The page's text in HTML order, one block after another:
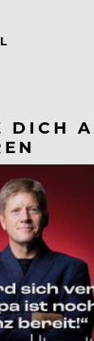
DICH